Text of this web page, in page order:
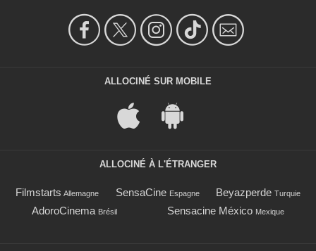
ALLOCINÉ SUR MOBILE
ALLOCINÉ À L'ÉTRANGER
Filmstarts Allemagne SensaCine Espagne Beyazperde Turquie
AdoroCinema Brésil Sensacine México Mexique